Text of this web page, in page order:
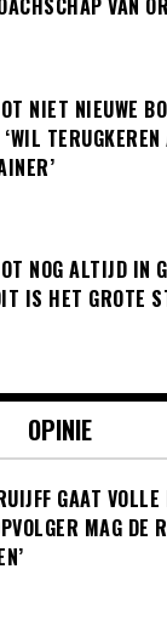
VAN
NIET NIEUWE
NOG ALTIJD IN
IS HET GROTE
OPINIE
GAAT
MAG DE